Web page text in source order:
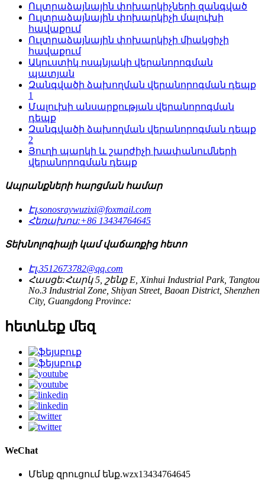
Ուլտրաձայնային փոխարկիչների զանգված
Ուլտրաձայնային փոխարկիչի մալուխի
հավաքում
Ուլտրաձայնային փոխարկիչի միակցիչի
հավաքում
Ակուստիկ ոսպնյակի վերանորոգման
պատյան
Զանգվածի ձախողման վերանորոգման դեպք
1
Մալուխի անսարքության վերանորոգման
դեպք
Զանգվածի ձախողման վերանորոգման դեպք
2
Յուղի պարկի և շարժիչի խափանումների
վերանորոգման դեպք
Ապրանքների հարցման համար
Էլ.sonosraywuzixi@foxmail.com
Հեռախոս:+86 13434764645
Տեխնոլոգիայի կամ վաճառքից հետո
Էլ.3512673782@qq.com
Հասցե:Հարկ 5, շենք E, Xinhui Industrial Park, Tangtou
No.3 Industrial Zone, Shiyan Street, Baoan District, Shenzhen
City, Guangdong Province:
հետևեք մեզ
WeChat
Մենք զրուցում ենք.wzx13434764645